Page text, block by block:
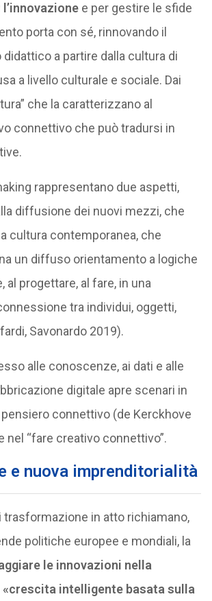
e per gestire le sfide
porta con sé, rinnovando il
a partire dalla cultura di
a livello culturale e sociale. Dai
che la caratterizzano al
connettivo che può tradursi in
rappresentano due aspetti,
diffusione dei nuovi mezzi, che
cultura contemporanea, che
un diffuso orientamento a logiche
al progettare, al fare, in una
tra individui, oggetti,
Savonardo 2019).
alle conoscenze, ai dati e alle
digitale apre scenari in
connettivo (de Kerckhove
nel “fare creativo connettivo”.
e nuova imprenditorialità
trasformazione in atto richiamano,
politiche europee e mondiali, la
le innovazioni nella
intelligente basata sulla